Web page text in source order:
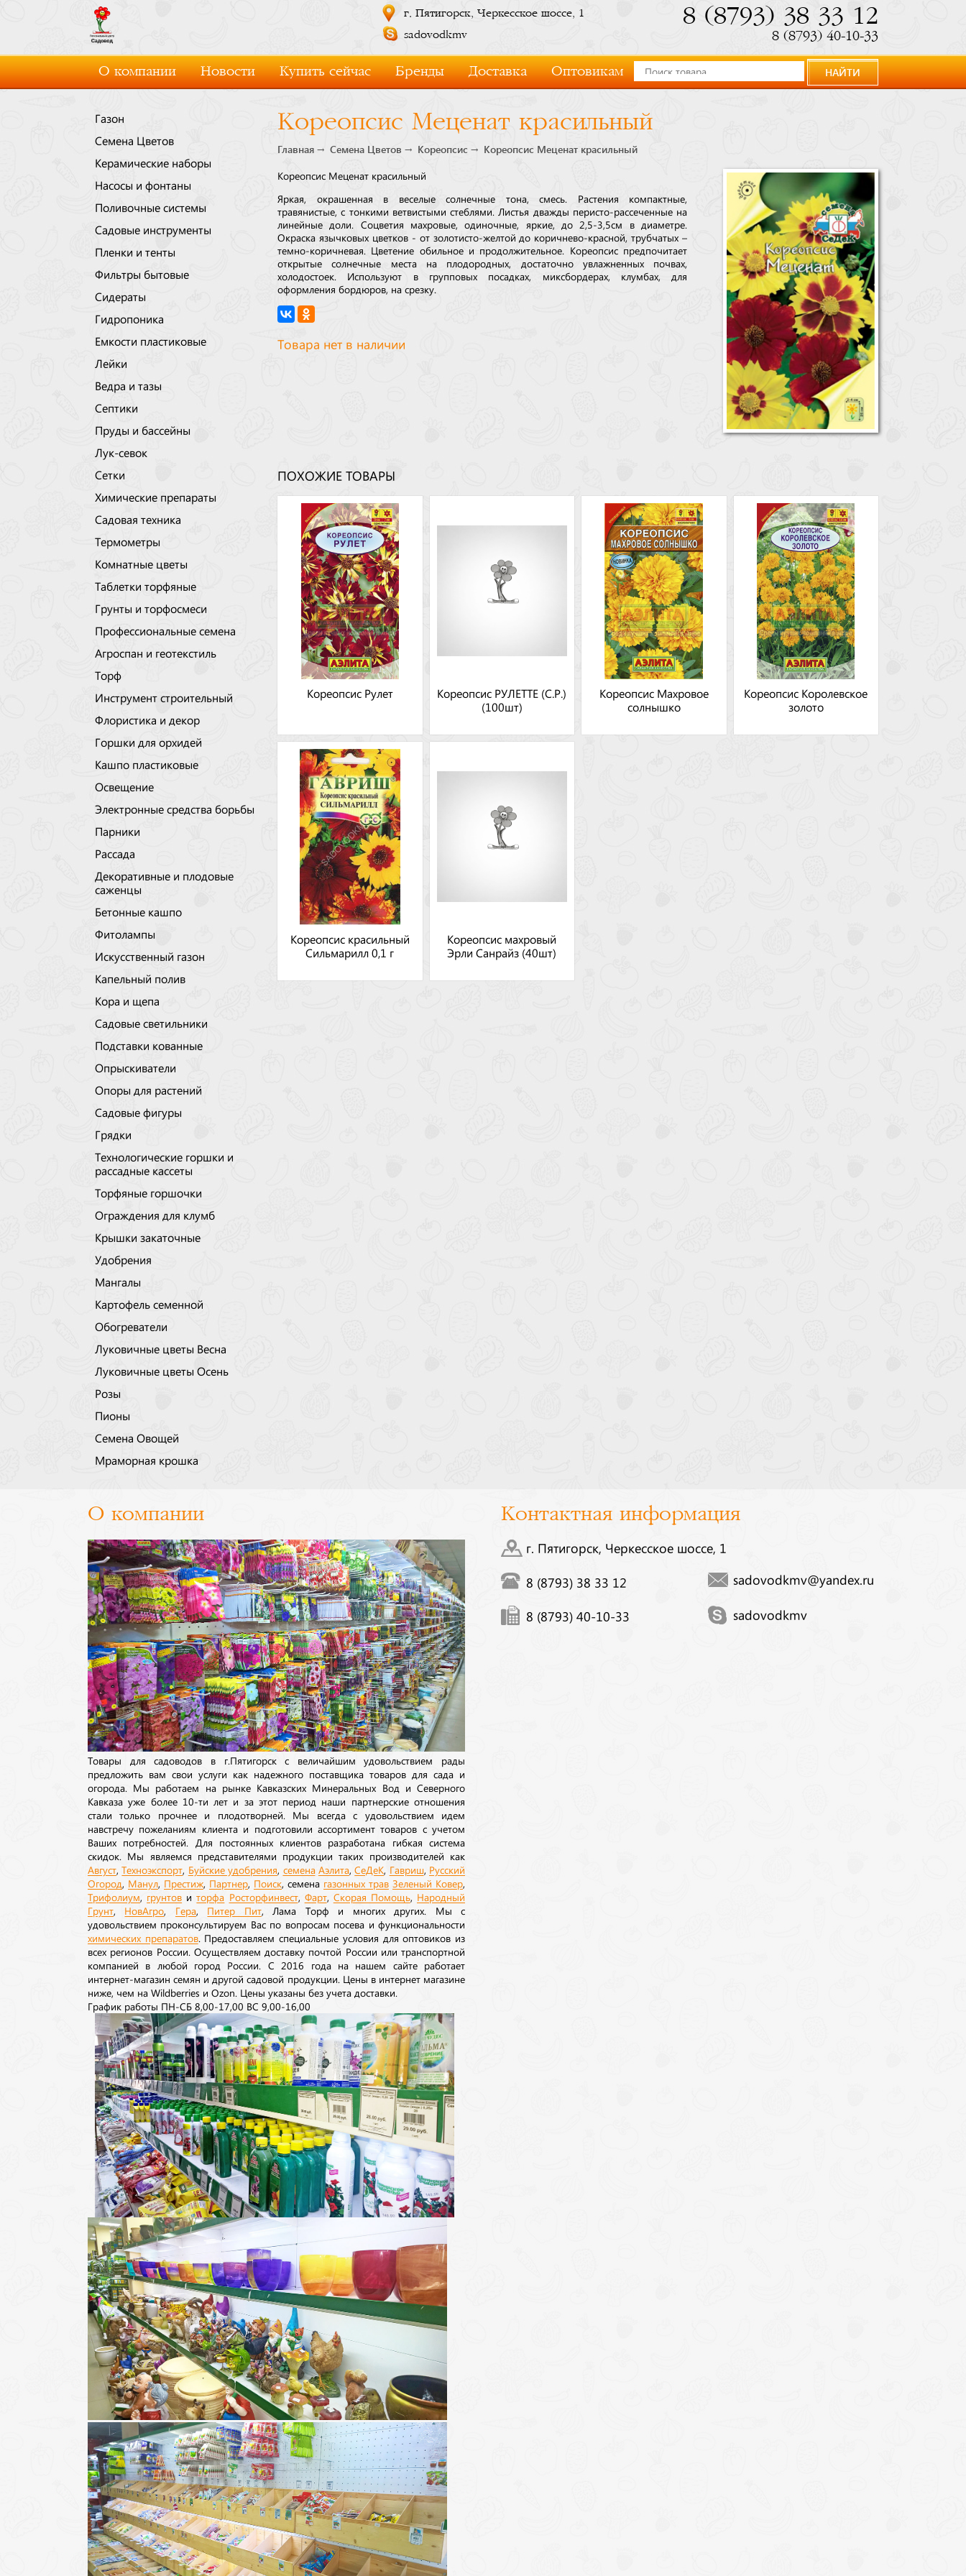
г. Пятигорск, Черкесское шоссе, 1
sadovodkmv
8 (8793) 38 33 12
8 (8793) 40-10-33
О компании Новости Купить сейчас Бренды Доставка Оптовикам НАЙТИ
Газон
Семена Цветов
Керамические наборы
Насосы и фонтаны
Поливочные системы
Садовые инструменты
Пленки и тенты
Фильтры бытовые
Сидераты
Гидропоника
Емкости пластиковые
Лейки
Ведра и тазы
Септики
Пруды и бассейны
Лук-севок
Сетки
Химические препараты
Садовая техника
Термометры
Комнатные цветы
Таблетки торфяные
Грунты и торфосмеси
Профессиональные семена
Агроспан и геотекстиль
Торф
Инструмент строительный
Флористика и декор
Горшки для орхидей
Кашпо пластиковые
Освещение
Электронные средства борьбы
Парники
Рассада
Декоративные и плодовые
саженцы
Бетонные кашпо
Фитолампы
Искусственный газон
Капельный полив
Кора и щепа
Садовые светильники
Подставки кованные
Опрыскиватели
Опоры для растений
Садовые фигуры
Грядки
Технологические горшки и
рассадные кассеты
Торфяные горшочки
Ограждения для клумб
Крышки закаточные
Удобрения
Мангалы
Картофель семенной
Обогреватели
Луковичные цветы Весна
Луковичные цветы Осень
Розы
Пионы
Семена Овощей
Мраморная крошка
Кореопсис Меценат красильный
Главная Семена Цветов Кореопсис Кореопсис Меценат красильный
Кореопсис Меценат красильный
Яркая, окрашенная в веселые солнечные тона, смесь. Растения компактные,
травянистые, с тонкими ветвистыми стеблями. Листья дважды перисто-рассеченные на
линейные доли. Соцветия махровые, одиночные, яркие, до 2,5-3,5см в диаметре.
Окраска язычковых цветков - от золотисто-желтой до коричнево-красной, трубчатых –
темно-коричневая. Цветение обильное и продолжительное. Кореопсис предпочитает
открытые солнечные места на плодородных, достаточно увлажненных почвах,
холодостоек. Используют в групповых посадках, миксбордерах, клумбах, для
оформления бордюров, на срезку.
Товара нет в наличии
ПОХОЖИЕ ТОВАРЫ
Кореопсис Рулет
Кореопсис РУЛЕТТЕ (С.Р.)
(100шт)
Кореопсис Махровое
солнышко
Кореопсис Королевское
золото
Кореопсис красильный
Сильмарилл 0,1 г
Кореопсис махровый
Эрли Санрайз (40шт)
О компании
Товары для садоводов в г.Пятигорск с величайшим удовольствием рады
предложить вам свои услуги как надежного поставщика товаров для сада и
огорода. Мы работаем на рынке Кавказских Минеральных Вод и Северного
Кавказа уже более 10-ти лет и за этот период наши партнерские отношения
стали только прочнее и плодотворней. Мы всегда с удовольствием идем
навстречу пожеланиям клиента и подготовили ассортимент товаров с учетом
Ваших потребностей. Для постоянных клиентов разработана гибкая система
скидок. Мы являемся представителями продукции таких производителей как
Август ,Техноэкспорт Буйские удобрения семена Аэлита,СеДеК Гавриш Русский
Огород Манул Престиж Партнер Поиск , семена газонных трав Зеленый Ковер
Трифолиум грунтов иторфа Росторфинвест, Фарт, Скорая Помощь Народный
Грунт НовАгро Гера, Питер Пит, Лама Торф и многих других. Мы с
удовольствием проконсультируем Вас по вопросам посева и функциональности
химических препаратов. Предоставляем специальные условия для оптовиков из
всех регионов России. Осуществляем доставку почтой России или транспортной
компанией в любой город России. С 2016 года на нашем сайте работает
интернет-магазин семян и другой садовой продукции. Цены в интернет магазине
ниже, чем на Wildberries и Ozon. Цены указаны без учета доставки.
График работы ПН-СБ 8,00-17,00 ВС 9,00-16,00
Контактная информация
г. Пятигорск, Черкесское шоссе, 1
8 (8793) 38 33 12
8 (8793) 40-10-33
sadovodkmv@yandex.ru
sadovodkmv